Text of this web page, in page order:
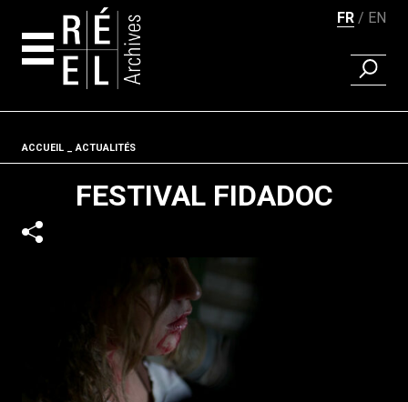
FR EN
Fil d'ariane
ACCUEIL ACTUALITÉS
FESTIVAL FIDADOC